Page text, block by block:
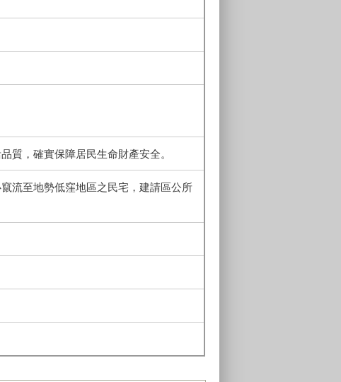
質，確實保障居民生命財產安全。
流至地勢低窪地區之民宅，建請區公所